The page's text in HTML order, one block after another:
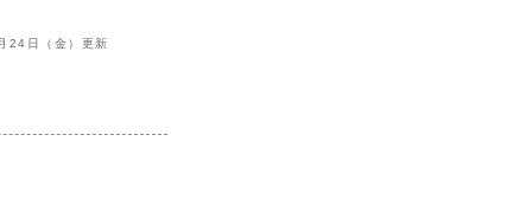
24日（金）更新